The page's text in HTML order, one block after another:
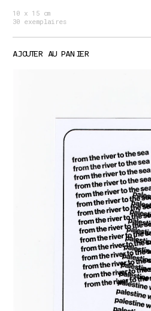
10 x 15 cm
30 exemplaires
AJOUTER AU PANIER